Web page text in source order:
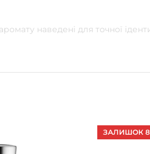
наведені для точної
ЗАЛИШОК 8